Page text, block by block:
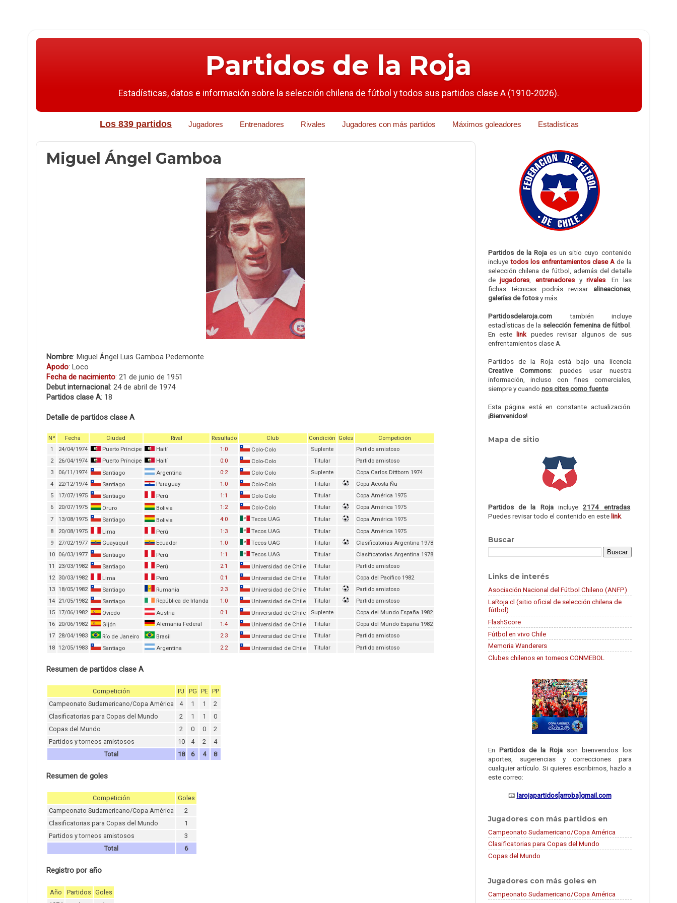
Partidos de la Roja
Estadísticas, datos e información sobre la selección chilena de fútbol y todos sus partidos clase A (1910-2026).
Los 839 partidos Jugadores Entrenadores Rivales Jugadores con más partidos Máximos goleadores Estadísticas
Miguel Ángel Gamboa
Nombre: Miguel Ángel Luis Gamboa Pedemonte
Apodo: Loco
Fecha de nacimiento: 21 de junio de 1951
Debut internacional: 24 de abril de 1974
Partidos clase A: 18
Detalle de partidos clase A
Nº Fecha Ciudad Rival Resultado Club Condición Goles
Competición
1
24/04/1974 Puerto Príncipe Haití 1:0 Colo-Colo Suplente
Partido amistoso
2
26/04/1974 Puerto Príncipe Haití 0:0 Colo-Colo Titular
Partido amistoso
3
06/11/1974 Santiago Argentina 0:2 Colo-Colo Suplente
Copa Carlos Dittborn 1974
4
22/12/1974 Santiago Paraguay 1:0 Colo-Colo Titular
Copa Acosta Ñu
5
17/07/1975 Santiago Perú 1:1 Colo-Colo Titular
Copa América 1975
6
20/07/1975 Oruro Bolivia 1:2 Colo-Colo Titular
Copa América 1975
7
13/08/1975 Santiago Bolivia 4:0 Tecos UAG Titular
Copa América 1975
8
20/08/1975 Lima Perú 1:3 Tecos UAG Titular
Copa América 1975
9
27/02/1977 Guayaquil Ecuador 1:0 Tecos UAG Titular
Clasificatorias Argentina 1978
10
06/03/1977 Santiago Perú 1:1 Tecos UAG Titular
Clasificatorias Argentina 1978
11
23/03/1982 Santiago Perú 2:1 Universidad de Chile Titular
Partido amistoso
12
30/03/1982 Lima Perú 0:1 Universidad de Chile Titular
Copa del Pacífico 1982
13 18/05/1982 Santiago Rumania 2:3 Universidad de Chile Titular
Partido amistoso
14
21/05/1982 Santiago República de Irlanda 1:0 Universidad de Chile Titular
Partido amistoso
15 17/06/1982 Oviedo Austria 0:1 Universidad de Chile Suplente
Copa del Mundo España 1982
16
20/06/1982 Gijón Alemania Federal 1:4 Universidad de Chile Titular
Copa del Mundo España 1982
17
28/04/1983 Río de Janeiro Brasil 2:3 Universidad de Chile Titular
Partido amistoso
18 12/05/1983 Santiago Argentina 2:2 Universidad de Chile Titular Partido amistoso
Resumen de partidos clase A
Competición PJ PG PE PP
Campeonato Sudamericano/Copa América
4 1 1
2
Clasificatorias para Copas del Mundo
2 1 1
0
Copas del Mundo
2 0 0
2
Partidos y torneos amistosos
10 4 2
4
Total
18 6 4 8
Resumen de goles
Competición
Goles
Campeonato Sudamericano/Copa América
2
Clasificatorias para Copas del Mundo
1
Partidos y torneos amistosos
3
Total
6
Registro por año
Año Partidos Goles
Partidos de la Rojaes un sitio cuyo contenido
incluye todos los enfrentamientos clase A de la
selección chilena de fútbol, además del detalle
dejugadores entrenadoresyrivales . En las
fichas técnicas podrás revisar alineaciones,
galerías de fotosy más.
Partidosdelaroja.comtambién incluye
estadísticas de la selección femenina de fútbol
En este link puedes revisar algunos de sus
enfrentamientos clase A.
Partidos de la Roja está bajo una licencia
Creative Commons: puedes usar nuestra
información, incluso con fines comerciales,
siempre y cuando nos cites como fuente.
Esta página está en constante actualización.
¡Bienvenidos!
Mapa de sitio
Partidos de la Rojaincluye2174 entradas.
Puedes revisar todo el contenido en estelink.
Buscar
Links de interés
Asociación Nacional del Fútbol Chileno (ANFP)
LaRoja.cl (sitio oficial de selección chilena de
fútbol)
FlashScore
Fútbol en vivo Chile
Memoria Wanderers
Clubes chilenos en torneos CONMEBOL
En Partidos de la Roja son bienvenidos los
aportes, sugerencias y correcciones para
cualquier artículo. Si quieres escribirnos, hazlo a
este correo:
📧 larojapartidos[arroba]gmail.com
Jugadores con más partidos en
Campeonato Sudamericano/Copa América
Clasificatorias para Copas del Mundo
Copas del Mundo
Jugadores con más goles en
Campeonato Sudamericano/Copa América